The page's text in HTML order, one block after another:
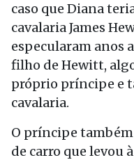
caso que Diana
cavalaria James
especularam anos
filho de Hewitt,
próprio príncipe e
cavalaria.
O príncipe
de carro que levou